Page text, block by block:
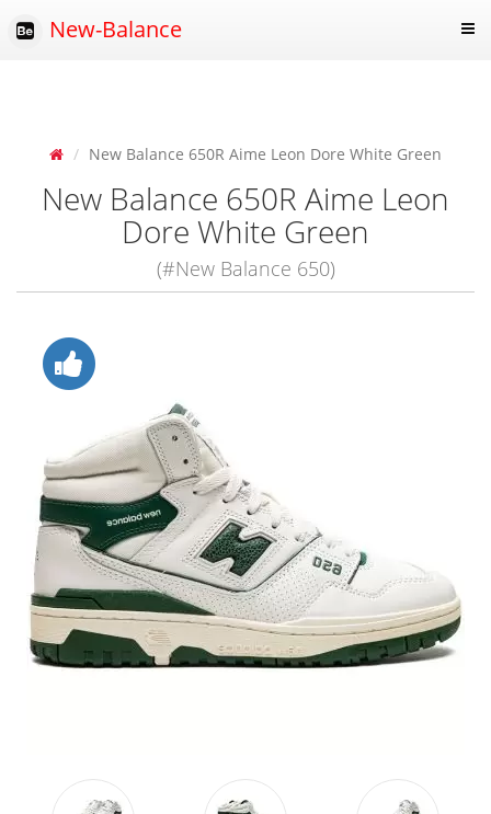
New-Balance
New Balance 650R Aime Leon Dore White Green
New Balance 650R Aime Leon
Dore White Green
(#New Balance 650)